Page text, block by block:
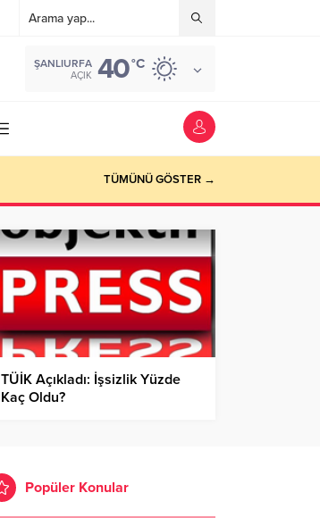
ŞANLIURFA
AÇIK 40°C
TÜMÜNÜ GÖSTER →
TÜİK Açıkladı: İşsizlik Yüzde
Kaç Oldu?
Popüler Konular